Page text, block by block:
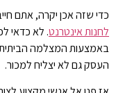
כדי שזה אכן יקרה, אתם
לחנות אינטרנט. לא כדאי
באמצעות המצלמה הביתית
העסק גם לא יצליח למכור.